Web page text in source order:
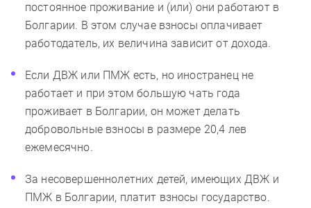
постоянное проживание и (или) они работают в
Болгарии. В этом случае взносы оплачивает
работодатель, их величина зависит от дохода.
Если ДВЖ или ПМЖ есть, но иностранец не
работает и при этом большую чать года
проживает в Болгарии, он может делать
добровольные взносы в размере 20,4 лев
ежемесячно.
За несовершеннолетних детей, имеющих ДВЖ и
ПМЖ в Болгарии, платит взносы государство.